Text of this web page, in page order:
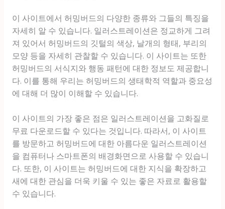
이 사이트에서 허밍버드의 다양한 종류와 그들의 특징을
자세히 알 수 있습니다. 일러스트레이션은 정교하게 그려
져 있어서 허밍버드의 깃털의 색상, 날개의 형태, 부리의
모양 등을 자세히 관찰할 수 있습니다. 이 사이트는 또한
허밍버드의 서식지와 행동 패턴에 대한 정보도 제공합니
다. 이를 통해 우리는 허밍버드의 생태학적 역할과 중요성
에 대해 더 많이 이해할 수 있습니다.
이 사이트의 가장 좋은 점은 일러스트레이션을 고화질로
무료 다운로드할 수 있다는 것입니다. 따라서, 이 사이트
를 방문하고 허밍버드에 대한 아름다운 일러스트레이션
을 컴퓨터나 스마트폰의 배경화면으로 사용할 수 있습니
다. 또한, 이 사이트는 허밍버드에 대한 지식을 확장하고
새에 대한 관심을 더욱 키울 수 있는 좋은 자료로 활용할
수 있습니다.